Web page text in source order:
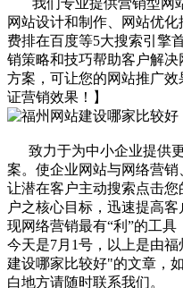
网站设计和制作、网站优
费排在百度等5大搜索引擎
销策略和技巧帮助客户解
方案，可让您的网站推广
证营销效果！】
致力于为中小企业提供
案。使企业网站与网络营销
让潜在客户主动搜索点击
户之核心目标，迅速提高
现网络营销最有“利”的工具
今天是7月1号，以上是由
建设哪家比较好"的文章，
白地方请随时联系我们。